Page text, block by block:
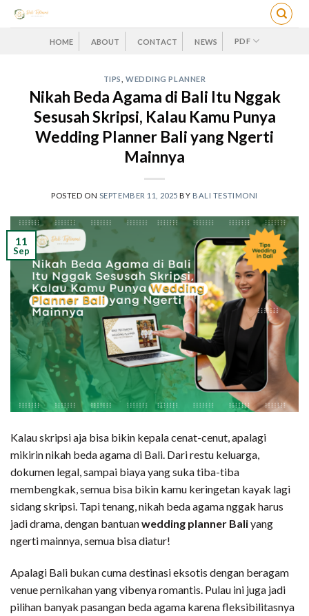
Skip
HOME ABOUT CONTACT NEWS PDF
TIPS WEDDING PLANNER
Nikah Beda Agama di Bali Itu Nggak
Sesusah Skripsi, Kalau Kamu Punya
Wedding Planner Bali yang Ngerti
Mainnya
POSTED ON SEPTEMBER 11, 2025 BY BALI TESTIMONI
11
Sep
Kalau skripsi aja bisa bikin kepala cenat-cenut, apalagi
mikirin nikah beda agama di Bali. Dari restu keluarga,
dokumen legal, sampai biaya yang suka tiba-tiba
membengkak, semua bisa bikin kamu keringetan kayak lagi
sidang skripsi. Tapi tenang, nikah beda agama nggak harus
jadi drama, dengan bantuanwedding planner Baliyang
ngerti mainnya, semua bisa diatur!
Apalagi Bali bukan cuma destinasi eksotis dengan beragam
venue pernikahan yang vibenya romantis. Pulau ini juga jadi
pilihan banyak pasangan beda agama karena fleksibilitasnya